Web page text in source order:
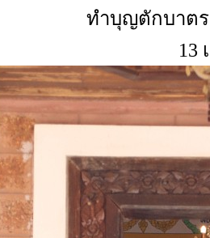
ทำบุญตักบาต
13